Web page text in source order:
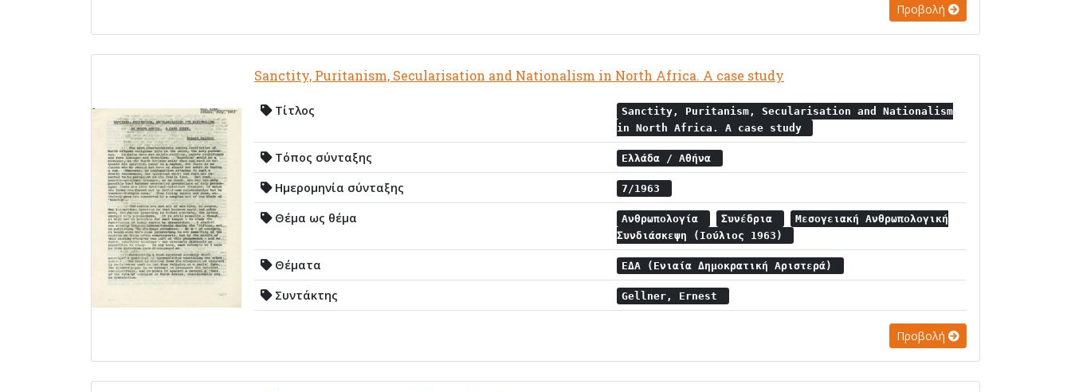
Προβολή
Sanctity, Puritanism, Secularisation and Nationalism in North Africa. A case study
Τίτλος
Sanctity, Puritanism, Secularisation and Nationalism
in North Africa. A case study
Τόπος σύνταξης Ελλάδα / Αθήνα
Ημερομηνία σύνταξης 7/1963
Θέμα ως θέμα Ανθρωπολογία Συνέδρια
Μεσογειακή Ανθρωπολογική
Συνδιάσκεψη (Ιούλιος 1963)
Θέματα ΕΔΑ (Ενιαία Δημοκρατική Αριστερά)
Συντάκτης Gellner, Ernest
Προβολή